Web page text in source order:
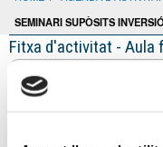
SEMINARI SUPÒSITS
Fitxa d'activitat - Aula
Seminari
SUBJECTE